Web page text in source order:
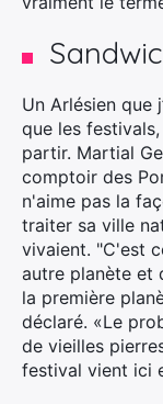
Un Arlésien que
que les
partir. Martial
comptoir des
n'aime pas la
traiter sa ville
vivaient. "C'est
autre planète et
la première
déclaré. «Le
de vieilles
festival vient ici